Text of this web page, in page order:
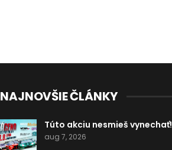
NAJNOVŠIE ČLÁNKY
Túto akciu nesmieš vynechať!
aug 7, 2026